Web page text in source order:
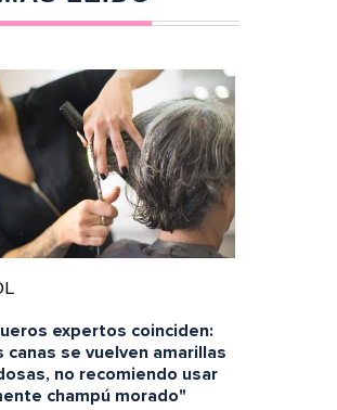
expertos coinciden:
canas se vuelven amarillas
no recomiendo usar
champú morado"